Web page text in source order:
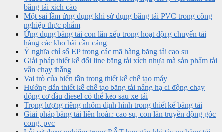
băng tải xích cào
Một sai lầm ứng dụng khi sử dụng băng tải PVC trong công
nghiệp thực phẩm
Ứng dụng băng tải con lăn xếp trong hoạt động chuyển tải
hàng các kho bãi cầu cảng
Ý nghĩa chỉ số EP trong các mã hàng băng tải cao su
Giải pháp thiết kế đổi line băng tải xích nhựa mà sản phẩm tải
vẫn chạy thẳng
Vai trò của biến tần trong thiết kế chế tạo máy
Hướng dẫn thiết kế chế tạo băng tải nâng hạ di động chạy
động cơ dầu diesel có thể kéo sau xe tải
Trọng lượng riêng nhôm định hình trong thiết kế băng tải
Giải pháp băng tải liên hoàn: cao su, con lăn truyền động góc
cong, pvc